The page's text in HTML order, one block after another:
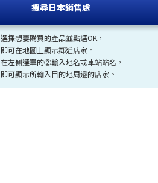
搜尋日本銷售處
選擇想要購買的產品並點選OK，
即可在地圖上顯示鄰近店家。
在左側選單的②輸入地名或車站站名，
即可顯示所輸入目的地周邊的店家。